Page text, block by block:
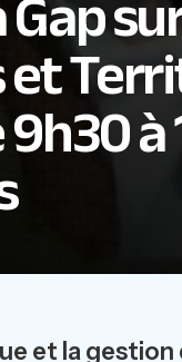
et la